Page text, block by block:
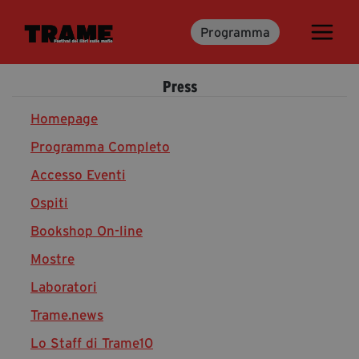
Programma
Trame.15
Libri
Media & Press
News & Kit
Accrediti Stampa
Cartella Stampa
Rassegna Stampa
Partecipa
Press
Homepage
Programma Completo
Accesso Eventi
Ospiti
Bookshop On-line
Mostre
Laboratori
Trame.news
Lo Staff di Trame10